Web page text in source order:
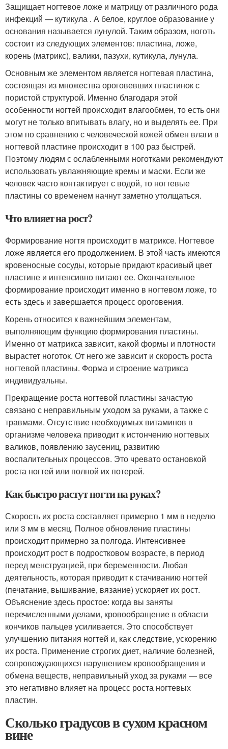
Защищает ногтевое ложе и матрицу от различного рода
инфекций — кутикула . А белое, круглое образование у
основания называется лунулой. Таким образом, ноготь
состоит из следующих элементов: пластина, ложе,
корень (матрикс), валики, пазухи, кутикула, лунула.
Основным же элементом является ногтевая пластина,
состоящая из множества ороговевших пластинок с
пористой структурой. Именно благодаря этой
особенности ногтей происходит влагообмен, то есть они
могут не только впитывать влагу, но и выделять ее. При
этом по сравнению с человеческой кожей обмен влаги в
ногтевой пластине происходит в 100 раз быстрей.
Поэтому людям с ослабленными ноготками рекомендуют
использовать увлажняющие кремы и маски. Если же
человек часто контактирует с водой, то ногтевые
пластины со временем начнут заметно утолщаться.
Что влияет на рост?
Формирование ногтя происходит в матриксе. Ногтевое
ложе является его продолжением. В этой часть имеются
кровеносные сосуды, которые придают красивый цвет
пластине и интенсивно питают ее. Окончательное
формирование происходит именно в ногтевом ложе, то
есть здесь и завершается процесс ороговения.
Корень относится к важнейшим элементам,
выполняющим функцию формирования пластины.
Именно от матрикса зависит, какой формы и плотности
вырастет ноготок. От него же зависит и скорость роста
ногтевой пластины. Форма и строение матрикса
индивидуальны.
Прекращение роста ногтевой пластины зачастую
связано с неправильным уходом за руками, а также с
травмами. Отсутствие необходимых витаминов в
организме человека приводит к истончению ногтевых
валиков, появлению заусениц, развитию
воспалительных процессов. Это чревато остановкой
роста ногтей или полной их потерей.
Как быстро растут ногти на руках?
Скорость их роста составляет примерно 1 мм в неделю
или 3 мм в месяц. Полное обновление пластины
происходит примерно за полгода. Интенсивнее
происходит рост в подростковом возрасте, в период
перед менструацией, при беременности. Любая
деятельность, которая приводит к стачиванию ногтей
(печатание, вышивание, вязание) ускоряет их рост.
Объяснение здесь простое: когда вы заняты
перечисленными делами, кровообращение в области
кончиков пальцев усиливается. Это способствует
улучшению питания ногтей и, как следствие, ускорению
их роста. Применение строгих диет, наличие болезней,
сопровождающихся нарушением кровообращения и
обмена веществ, неправильный уход за руками — все
это негативно влияет на процесс роста ногтевых
пластин.
Сколько градусов в сухом красном
вине